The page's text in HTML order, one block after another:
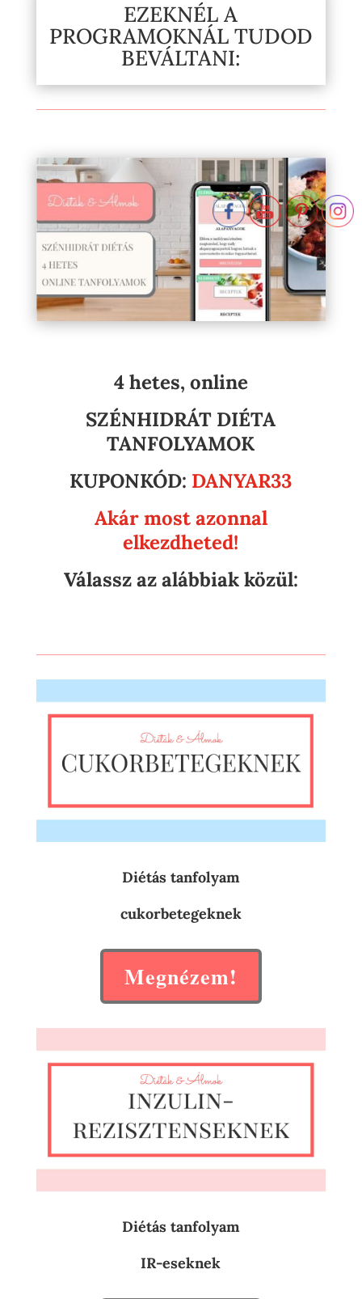
EZEKNÉL A
PROGRAMOKNÁL TUDOD
BEVÁLTANI:
4 hetes, online
SZÉNHIDRÁT DIÉTA
TANFOLYAMOK
KUPONKÓD: DANYAR33
Akár most azonnal
elkezdheted!
Válassz az alábbiak közül:
Diétás tanfolyam
cukorbetegeknek
Megnézem!
Diétás tanfolyam
IR-eseknek